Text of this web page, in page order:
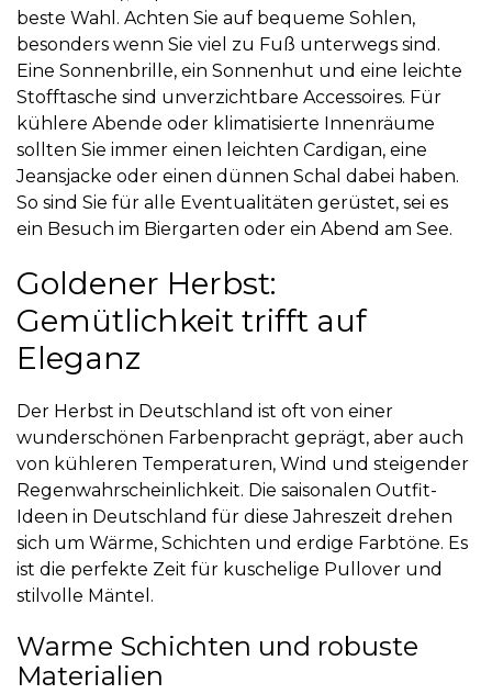
beste Wahl. Achten Sie auf bequeme Sohlen,
besonders wenn Sie viel zu Fuß unterwegs sind.
Eine Sonnenbrille, ein Sonnenhut und eine leichte
Stofftasche sind unverzichtbare Accessoires. Für
kühlere Abende oder klimatisierte Innenräume
sollten Sie immer einen leichten Cardigan, eine
Jeansjacke oder einen dünnen Schal dabei haben.
So sind Sie für alle Eventualitäten gerüstet, sei es
ein Besuch im Biergarten oder ein Abend am See.
Goldener Herbst:
Gemütlichkeit trifft auf
Eleganz
Der Herbst in Deutschland ist oft von einer
wunderschönen Farbenpracht geprägt, aber auch
von kühleren Temperaturen, Wind und steigender
Regenwahrscheinlichkeit. Die saisonalen Outfit-
Ideen in Deutschland für diese Jahreszeit drehen
sich um Wärme, Schichten und erdige Farbtöne. Es
ist die perfekte Zeit für kuschelige Pullover und
stilvolle Mäntel.
Warme Schichten und robuste
Materialien